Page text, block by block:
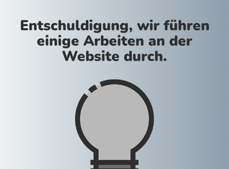
Entschuldigung, wir führen
einige Arbeiten an der
Website durch.